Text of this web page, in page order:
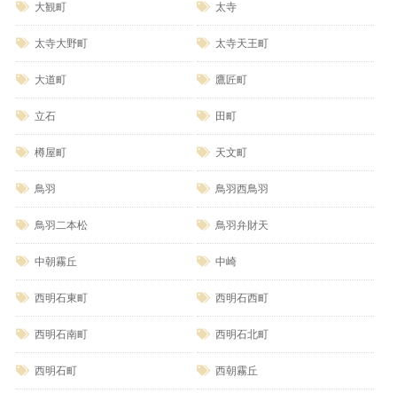
大観町 太寺
太寺大野町 太寺天王町
大道町 鷹匠町
立石 田町
樽屋町 天文町
鳥羽 鳥羽西鳥羽
鳥羽二本松 鳥羽弁財天
中朝霧丘 中崎
西明石東町 西明石西町
西明石南町 西明石北町
西明石町 西朝霧丘